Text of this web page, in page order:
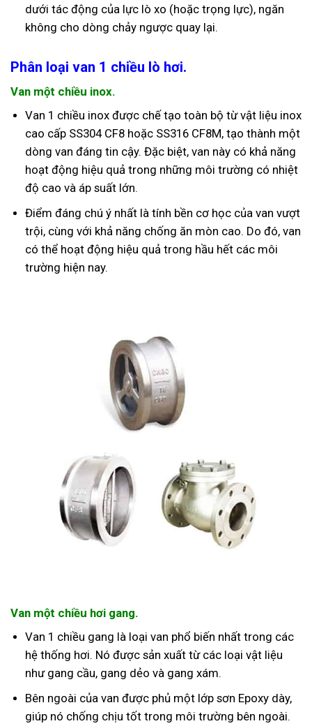
dưới tác động của lực lò xo (hoặc trọng lực), ngăn
không cho dòng chảy ngược quay lại.
Phân loại van 1 chiều lò hơi.
Van một chiều inox.
Van 1 chiều inox được chế tạo toàn bộ từ vật liệu inox
cao cấp SS304 CF8 hoặc SS316 CF8M, tạo thành một
dòng van đáng tin cậy. Đặc biệt, van này có khả năng
hoạt động hiệu quả trong những môi trường có nhiệt
độ cao và áp suất lớn.
Điểm đáng chú ý nhất là tính bền cơ học của van vượt
trội, cùng với khả năng chống ăn mòn cao. Do đó, van
có thể hoạt động hiệu quả trong hầu hết các môi
trường hiện nay.
Van một chiều hơi gang.
Van 1 chiều gang là loại van phổ biến nhất trong các
hệ thống hơi. Nó được sản xuất từ các loại vật liệu
như gang cầu, gang dẻo và gang xám.
Bên ngoài của van được phủ một lớp sơn Epoxy dày,
giúp nó chống chịu tốt trong môi trường bên ngoài.